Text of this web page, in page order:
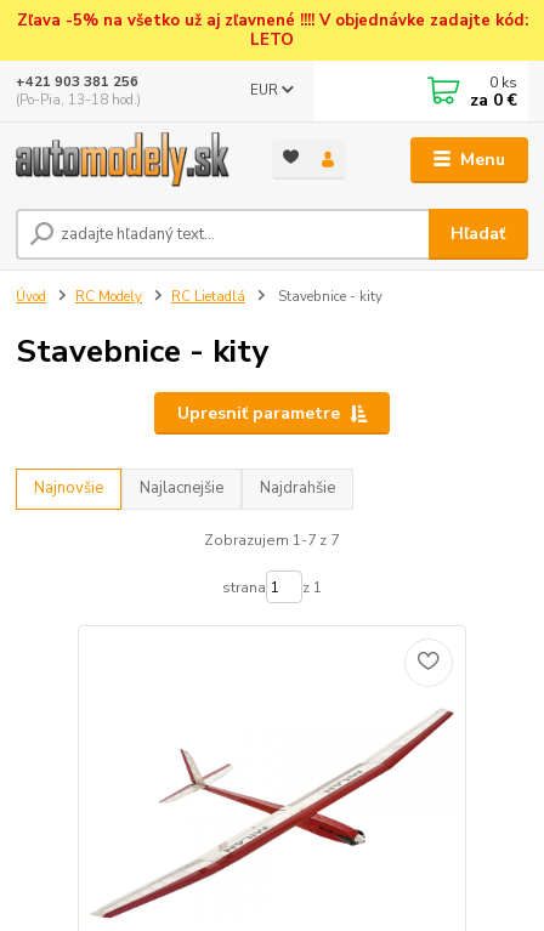
Zľava -5% na všetko už aj zľavnené !!!! V objednávke zadajte kód:
LETO
Menu
EUR
Hľadať
+421 903 381 256
(Po-Pia, 13-18 hod.)
0 ks
za 0 €
Úvod RC Modely RC Lietadlá Stavebnice - kity
Stavebnice - kity
Upresniť parametre
Najnovšie Najlacnejšie Najdrahšie
Zobrazujem 1-7 z 7
strana z 1